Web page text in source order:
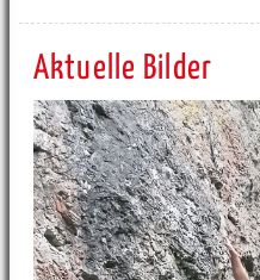
Aktuelle Bilder